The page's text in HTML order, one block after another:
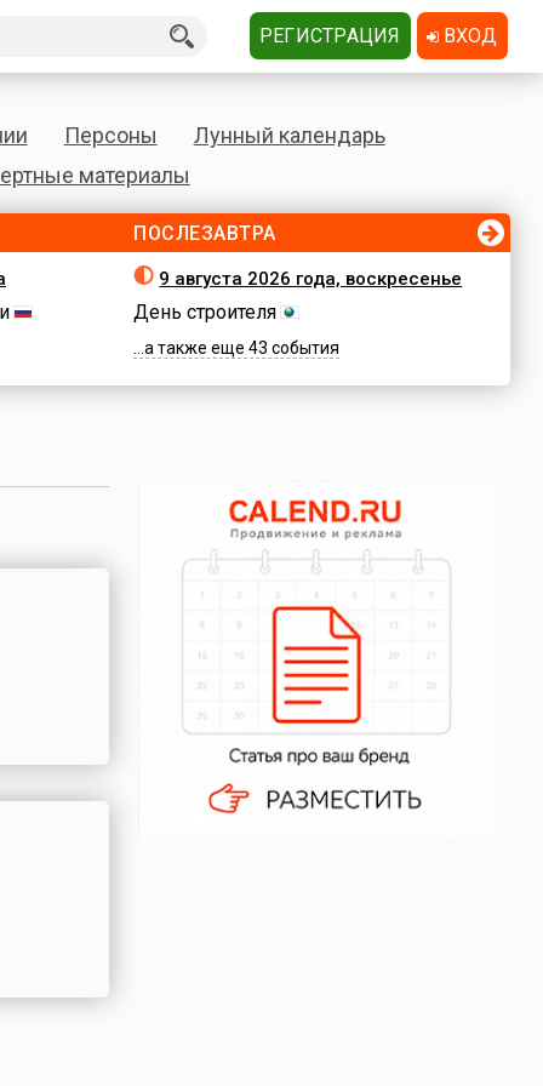
Персоны
Лунный календарь
материалы
ПОСЛЕЗАВТРА
9 августа 2026 года, воскресенье
День строителя
...а также еще 43 события
РЕГИСТРАЦИЯ ВХОД